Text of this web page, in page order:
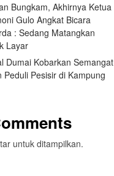
Bungkam, Akhirnya Ketua
Gulo Angkat Bicara
: Sedang Matangkan
Layar
Dumai Kobarkan Semangat
Peduli Pesisir di Kampung
untuk ditampilkan.